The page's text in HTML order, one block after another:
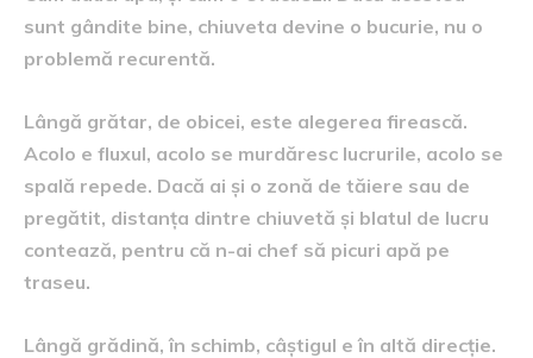
sunt gândite bine, chiuveta devine o bucurie, nu o
problemă recurentă.
Lângă grătar, de obicei, este alegerea firească.
Acolo e fluxul, acolo se murdăresc lucrurile, acolo se
spală repede. Dacă ai și o zonă de tăiere sau de
pregătit, distanța dintre chiuvetă și blatul de lucru
contează, pentru că n-ai chef să picuri apă pe
traseu.
Lângă grădină, în schimb, câștigul e în altă direcție.